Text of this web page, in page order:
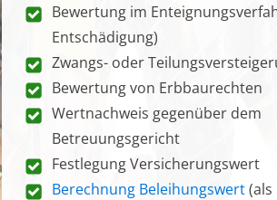
Bewertung im
Entschädigung)
Zwangs- oder
Bewertung von Erbbaurechten
Wertnachweis gegenüber dem
Betreuungsgericht
Festlegung Versicherungswert
Berechnung Beleihungswert(als